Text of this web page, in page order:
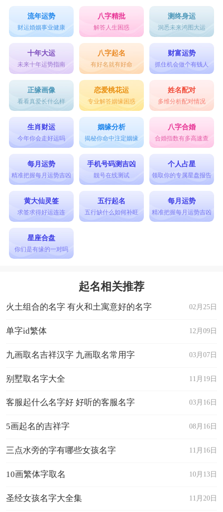
流年运势
财运婚姻事业健康
八字精批
解答人生困惑
测终身运
洞悉未来鸿图大运
十年大运
未来十年运势指南
八字起名
有好名就有好命
财富运势
抓住机会做个有钱人
正缘画像
看看真爱长什么样
恋爱桃花运
专业解答姻缘困惑
姓名配对
多维分析配对情况
生肖财运
今年你会走好运吗
姻缘分析
揭秘你命中注定姻缘
八字合婚
合婚指数有多高速查
每月运势
精准把握每月运势吉凶
手机号码测吉凶
靓号在线测试
个人占星
领取你的专属星盘报告
黄大仙灵签
求签求得好运连连
五行起名
五行缺什么如何补旺
每月运势
精准把握每月运势吉凶
星座合盘
你们是有缘的一对吗
起名相关推荐
02月25日
火土组合的名字 有火和土寓意好的名字
12月09日
单字id繁体
03月07日
九画取名吉祥汉字 九画取名常用字
11月19日
别墅取名字大全
03月16日
客服起什么名字好 好听的客服名字
08月16日
5画起名的吉祥字
11月16日
三点水旁的字有哪些女孩名字
10月13日
10画繁体字取名
11月20日
圣经女孩名字大全集